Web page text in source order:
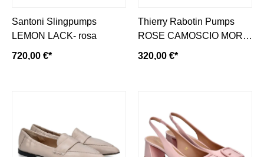
Santoni Slingpumps
LEMON LACK- rosa
720,00 €*
Thierry Rabotin Pumps
ROSE CAMOSCIO MORO
(42)
320,00 €*